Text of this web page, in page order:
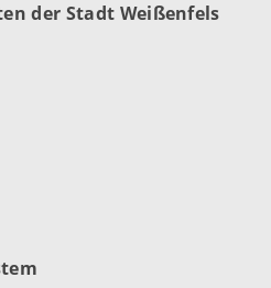
der Stadt Weißenfels